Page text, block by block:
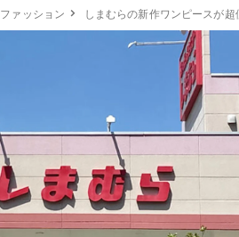
ファッション しまむらの新作ワンピースが